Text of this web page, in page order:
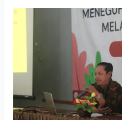
Pertemuan
Komite
Paguyuban
X,
XII